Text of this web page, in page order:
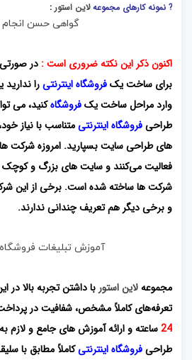
? نمونه کارهای مجموعه لاین استور:
گواهی حسن انجام
اکنون ذکر این نکته ضروری است : در
برای ساخت یکفروشگاه اینترنتیرا ندارید
وارد مراحل ساخت یکفروشگاهکنید، می
طراحیفروشگاهاینترنتیمتناسب با نیاز
های طراحی سایت بسپارید. امروزه شرکت
فعالیت می‌کنند و سایت های بزرگ و
شرکت ها ساخته شده است. برخی از این
و برخی دیگر هم تعریف چندانی ندارند.
آموزش تبلیغات فروشگاه
مجموعهلاین استور با داشتن تجربه بالا در
تعرفه‌های کاملاً مشخص، شفافیت در
24ساعته و ارائه آموزش های جامع و لازم
طراحیفروشگاه اینترنتیکاملاً مطابق با